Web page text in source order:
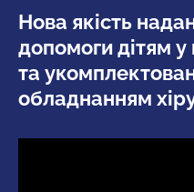
Нова якість
допомоги дітям
та
обладнанням